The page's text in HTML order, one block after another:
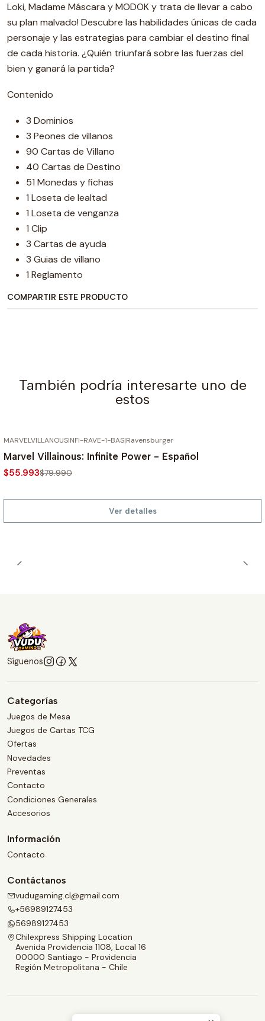
Loki, Madame Máscara y MODOK y trata de llevar a cabo
su plan malvado! Descubre las habilidades únicas de cada
personaje y las estrategias para cambiar el destino final
de cada historia. ¿Quién triunfará sobre las fuerzas del
bien y ganará la partida?
Contenido
3 Dominios
3 Peones de villanos
90 Cartas de Villano
40 Cartas de Destino
51 Monedas y fichas
1 Loseta de lealtad
1 Loseta de venganza
1 Clip
3 Cartas de ayuda
3 Guias de villano
1 Reglamento
COMPARTIR ESTE PRODUCTO
También podría interesarte uno de
estos
-30%
MARVELVILLANOUSINFI-RAVE-1-BAS|Ravensburger
Marvel Villainous: Infinite Power - Español
$55.993$79.990
Ver detalles
Síguenos
Categorías
Juegos de Mesa
Juegos de Cartas TCG
Ofertas
Novedades
Preventas
Contacto
Condiciones Generales
Accesorios
Información
Contacto
Contáctanos
vudugaming.cl@gmail.com
+56989127453
56989127453
Chilexpress Shipping Location
Avenida Providencia 1108, Local 16
00000 Santiago - Providencia
Región Metropolitana - Chile